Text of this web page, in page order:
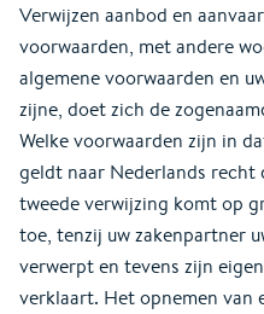
Verwijzen aanbod en
voorwaarden, met andere
algemene voorwaarden en
zijne, doet zich de
Welke voorwaarden zijn in
geldt naar Nederlands recht
tweede verwijzing komt op
toe, tenzij uw zakenpartner
verwerpt en tevens zijn
verklaart. Het opnemen van